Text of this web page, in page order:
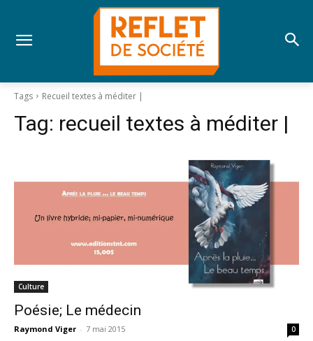
Tags Recueil textes à méditer |
Tag: recueil textes à méditer |
Culture
Poésie; Le médecin
Raymond Viger - 7 mai 2015 0